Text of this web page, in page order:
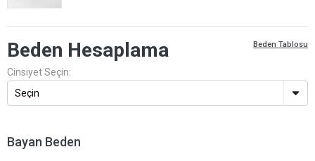
Beden Hesaplama
Cinsiyet Seçin:
Beden Tablosu
Bayan Beden